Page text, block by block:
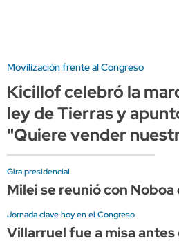
Movilización frente al Congreso
Kicillof celebró la
ley de Tierras y
"Quiere vender
Gira presidencial
Milei se reunió con
Jornada clave hoy en el Congreso
Villarruel fue a misa